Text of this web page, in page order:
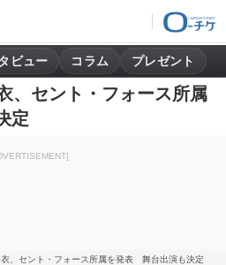
ビュー コラム プレゼント
、セント・フォース所属
定
、セント・フォース所属を発表 舞台出演も決定